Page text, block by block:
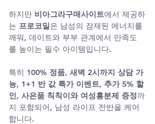
하지만 비아그라구매사이트에서 제공하
는 프로코밀은 남성의 잠재된 에너지를
깨워, 데이트와 부부 관계에서 만족도
를 높이는 필수 아이템입니다.
특히 100% 정품, 새벽 2시까지 상담 가
능, 1+1 반 값 특가 이벤트, 추가 5% 할
인, 사은품 칙칙이와 여성흥분제 증정까
지 포함되어, 남성 라이프 전반을 케어
합니다.